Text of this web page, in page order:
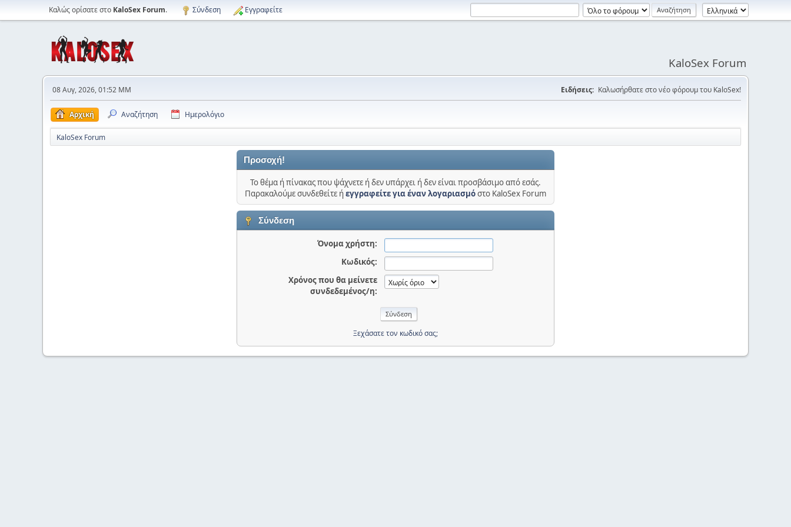
Καλώς ορίσατε στο KaloSex Forum. Σύνδεση Εγγραφείτε
KaloSex Forum
08 Αυγ, 2026, 01:52 ΜΜ Ειδήσεις: Καλωσήρθατε στο νέο φόρουμ του KaloSex!
Αρχική Αναζήτηση Ημερολόγιο
KaloSex Forum
Προσοχή!
Το θέμα ή πίνακας που ψάχνετε ή δεν υπάρχει ή δεν είναι προσβάσιμο από εσάς.
Παρακαλούμε συνδεθείτε ήεγγραφείτε για έναν λογαριασμόστο KaloSex Forum
Σύνδεση
Όνομα χρήστη:
Κωδικός:
Χρόνος που θα μείνετε
συνδεδεμένος/η:
Ξεχάσατε τον κωδικό σας;